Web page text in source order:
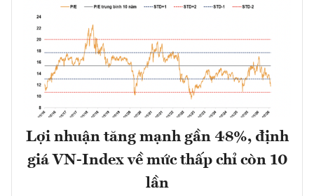
Lợi nhuận tăng mạnh gần 48%, định
giá VN-Index về mức thấp chỉ còn 10
lần